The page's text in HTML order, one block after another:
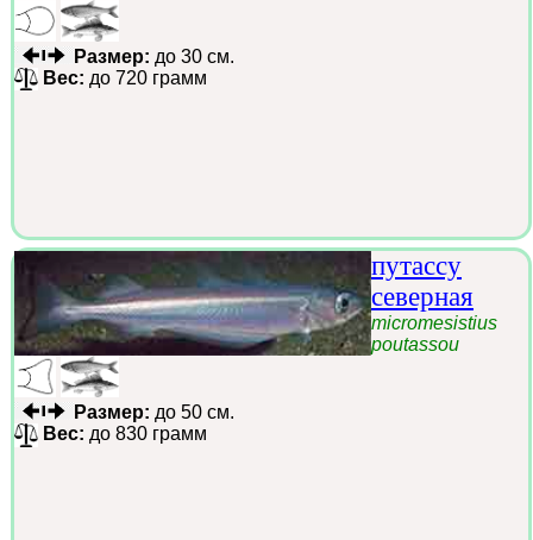
Размер: до 30 см.
Вес: до 720 грамм
путассу
северная
micromesistius
poutassou
Размер: до 50 см.
Вес: до 830 грамм